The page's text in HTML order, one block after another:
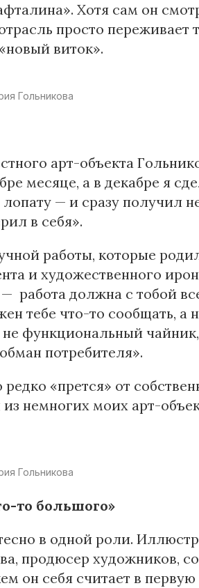
Хотя сам он
просто переживает
виток».
Гольникова
арт-объекта
месяце, а в декабре я
— и сразу получил
в себя».
работы, которые
и художественного
должна с тобой
тебе что-то сообщать, а
функциональный
потребителя».
«прется» от
немногих моих арт-
Гольникова
то большого»
в одной роли.
продюсер художников,
он себя считает в первую